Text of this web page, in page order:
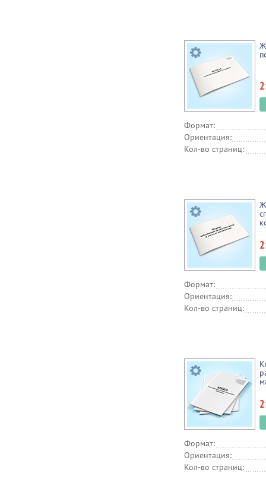
Формат:
Ориентация:
Кол-во страниц:
Формат:
Ориентация:
Кол-во страниц:
Формат:
Ориентация:
Кол-во страниц: